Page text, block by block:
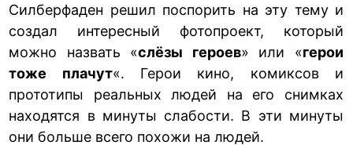
Силберфаден решил поспорить на эту тему и
создал интересный фотопроект, который
можно назвать «слёзы героев» или «герои
тоже плачут«. Герои кино, комиксов и
прототипы реальных людей на его снимках
находятся в минуты слабости. В эти минуты
они больше всего похожи на людей.